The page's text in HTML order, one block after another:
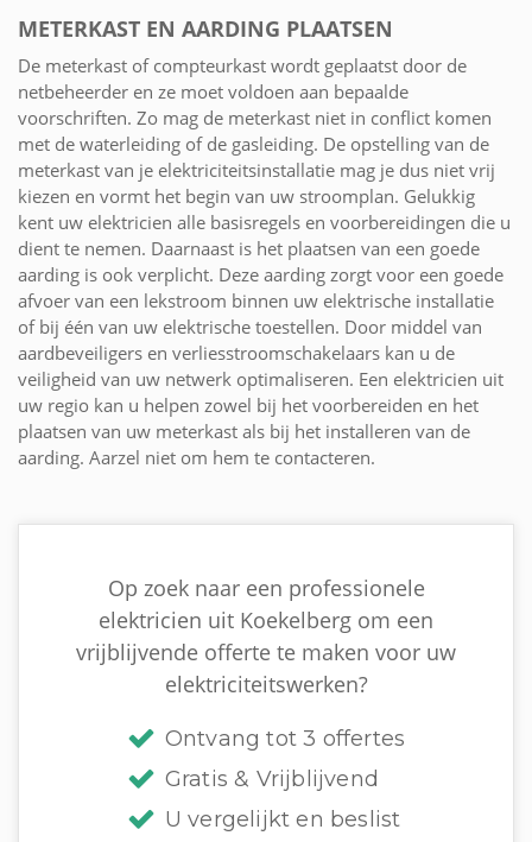
METERKAST EN AARDING PLAATSEN
De meterkast of compteurkast wordt geplaatst door de
netbeheerder en ze moet voldoen aan bepaalde
voorschriften. Zo mag de meterkast niet in conflict komen
met de waterleiding of de gasleiding. De opstelling van de
meterkast van je elektriciteitsinstallatie mag je dus niet vrij
kiezen en vormt het begin van uw stroomplan. Gelukkig
kent uw elektricien alle basisregels en voorbereidingen die u
dient te nemen. Daarnaast is het plaatsen van een goede
aarding is ook verplicht. Deze aarding zorgt voor een goede
afvoer van een lekstroom binnen uw elektrische installatie
of bij één van uw elektrische toestellen. Door middel van
aardbeveiligers en verliesstroomschakelaars kan u de
veiligheid van uw netwerk optimaliseren. Een elektricien uit
uw regio kan u helpen zowel bij het voorbereiden en het
plaatsen van uw meterkast als bij het installeren van de
aarding. Aarzel niet om hem te contacteren.
Op zoek naar een professionele
elektricien uit Koekelberg om een
vrijblijvende offerte te maken voor uw
elektriciteitswerken?
Ontvang tot 3 offertes
Gratis & Vrijblijvend
U vergelijkt en beslist